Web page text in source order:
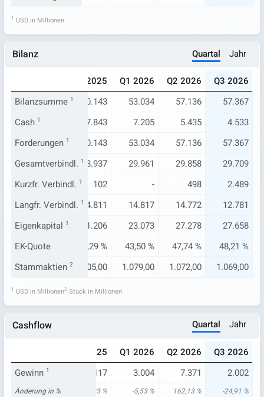
1 USD in Millionen
Bilanz Quartal Jahr
Q4 2025 Q1 2026 Q2 2026
Q3 2026
Bilanzsumme 1
54.862 50.143 53.034 57.136
57.367
Cash 15.448 7.843 7.205 5.435
4.533
Forderungen 1
54.862 50.143 53.034 57.136
57.367
Gesamtverbindl. 1
27.653 28.937 29.961 29.858
29.709
Kurzfr. Verbindl. 1
- 102 - 498
2.489
Langfr. Verbindl. 1
14.788 14.811 14.817 14.772
12.781
Eigenkapital 1
27.209 21.206 23.073 27.278
27.658
EK-Quote
49,59 % 42,29 % 43,50 % 47,74 %
48,21 %
Stammaktien 2
1.099,00 1.105,00 1.079,00 1.072,00 1.069,00
1 USD in Millionen2 Stück in Millionen
Cashflow Quartal Jahr
Q4 2025 Q1 2026 Q2 2026
Q3 2026
Gewinn 1
2.666 -3.117 3.004 7.371 2.002
Änderung in %
26,47 % -206,93 % -5,53 % 162,13 % -24,91 %